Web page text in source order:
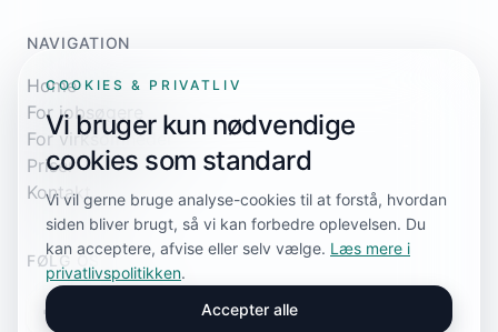
NAVIGATION
Home
For jobsøgere
For virksomheder
Priser
Kontakt
FØLG OS
COOKIES & PRIVATLIV
Vi bruger kun nødvendige
cookies som standard
Vi vil gerne bruge analyse-cookies til at forstå, hvordan
siden bliver brugt, så vi kan forbedre oplevelsen. Du
kan acceptere, afvise eller selv vælge. Læs mere i
privatlivspolitikken.
Accepter alle